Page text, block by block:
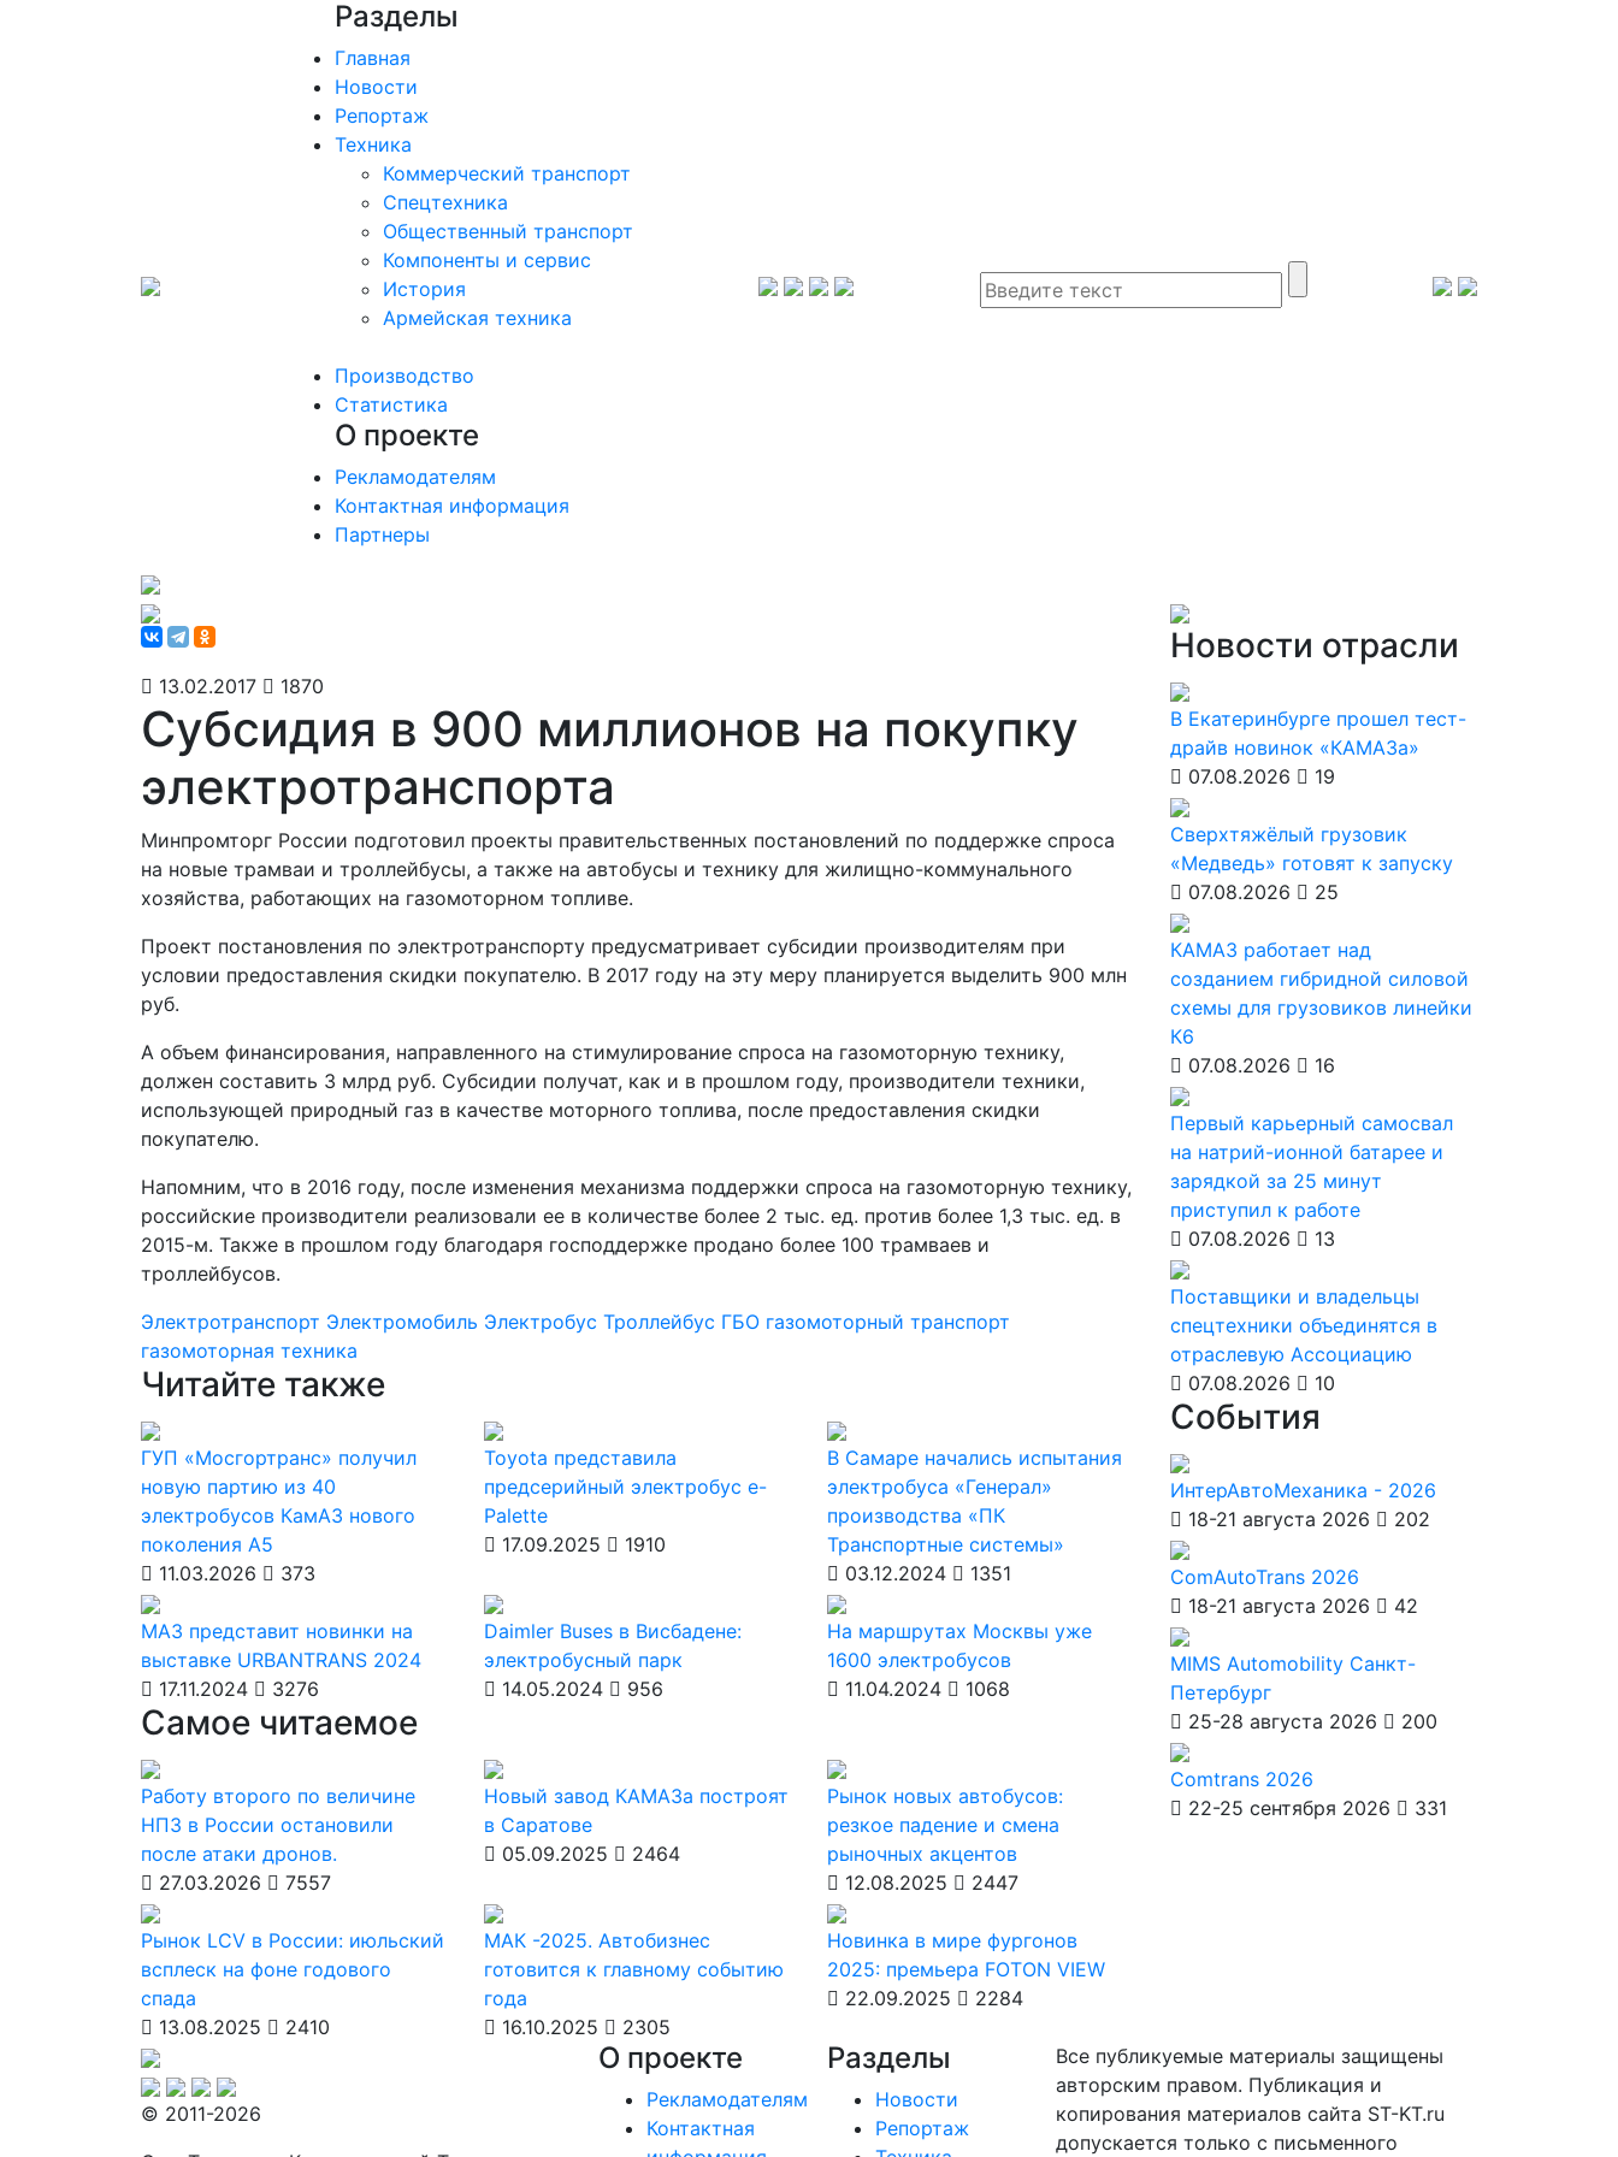
Разделы
Главная
Новости
Репортаж
Техника
Коммерческий транспорт
Спецтехника
Общественный транспорт
Компоненты и сервис
История
Армейская техника
Производство
Статистика
О проекте
Рекламодателям
Контактная информация
Партнеры
13.02.2017 1870
Субсидия в 900 миллионов на покупку
электротранспорта
Минпромторг России подготовил проекты правительственных постановлений по поддержке спроса
на новые трамваи и троллейбусы, а также на автобусы и технику для жилищно-коммунального
хозяйства, работающих на газомоторном топливе.
Проект постановления по электротранспорту предусматривает субсидии производителям при
условии предоставления скидки покупателю. В 2017 году на эту меру планируется выделить 900 млн
руб.
А объем финансирования, направленного на стимулирование спроса на газомоторную технику,
должен составить 3 млрд руб. Субсидии получат, как и в прошлом году, производители техники,
использующей природный газ в качестве моторного топлива, после предоставления скидки
покупателю.
Напомним, что в 2016 году, после изменения механизма поддержки спроса на газомоторную технику,
российские производители реализовали ее в количестве более 2 тыс. ед. против более 1,3 тыс. ед. в
2015-м. Также в прошлом году благодаря господдержке продано более 100 трамваев и
троллейбусов.
Электротранспорт Электромобиль Электробус Троллейбус ГБО газомоторный транспорт
газомоторная техника
Читайте также
ГУП «Мосгортранс» получил
новую партию из 40
электробусов КамАЗ нового
поколения А5
11.03.2026
373
Toyota представила
предсерийный электробус e-
Palette
17.09.2025
1910
В Самаре начались испытания
электробуса «Генерал»
производства «ПК
Транспортные системы»
03.12.2024
1351
МАЗ представит новинки на
выставке URBANTRANS 2024
17.11.2024
3276
Daimler Buses в Висбадене:
электробусный парк
14.05.2024
956
На маршрутах Москвы уже
1600 электробусов
11.04.2024
1068
Самое читаемое
Работу второго по величине
НПЗ в России остановили
после атаки дронов.
27.03.2026
7557
Новый завод КАМАЗа построят
в Саратове
05.09.2025
2464
Рынок новых автобусов:
резкое падение и смена
рыночных акцентов
12.08.2025
2447
Рынок LCV в России: июльский
всплеск на фоне годового
спада
13.08.2025
2410
МАК -2025. Автобизнес
готовится к главному событию
года
16.10.2025
2305
Новинка в мире фургонов
2025: премьера FOTON VIEW
22.09.2025
2284
Новости отрасли
В Екатеринбурге прошел тест-
драйв новинок «КАМАЗа»
07.08.2026
19
Сверхтяжёлый грузовик
«Медведь» готовят к запуску
07.08.2026
25
КАМАЗ работает над
созданием гибридной силовой
схемы для грузовиков линейки
К6
07.08.2026
16
Первый карьерный самосвал
на натрий-ионной батарее и
зарядкой за 25 минут
приступил к работе
07.08.2026
13
Поставщики и владельцы
спецтехники объединятся в
отраслевую Ассоциацию
07.08.2026
10
События
ИнтерАвтоМеханика - 2026
18-21 августа 2026
202
ComAutoTrans 2026
18-21 августа 2026
42
MIMS Automobility Санкт-
Петербург
25-28 августа 2026
200
Comtrans 2026
22-25 сентября 2026
331
© 2011-2026
О проекте
Рекламодателям
Контактная
Разделы
Новости
Репортаж
Все публикуемые материалы защищены
авторским правом. Публикация и
копирования материалов сайта ST-KT.ru
допускается только с письменного